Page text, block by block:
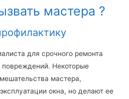
мастера ?
для срочного ремонта
повреждений. Некоторые
мастера,
окна, но делают ее